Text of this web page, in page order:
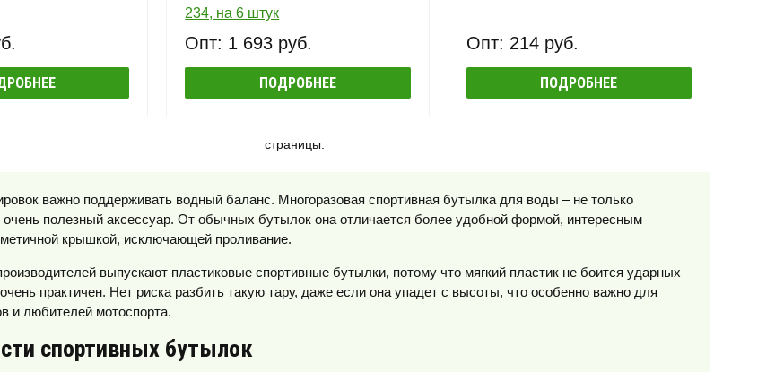
234, на 6 штук
Опт: 1 693 руб.
ПОДРОБНЕЕ
Опт: 214 руб.
ПОДРОБНЕЕ
страницы:
важно поддерживать водный баланс. Многоразовая спортивная бутылка для воды – не только
полезный аксессуар. От обычных бутылок она отличается более удобной формой, интересным
крышкой, исключающей проливание.
выпускают пластиковые спортивные бутылки, потому что мягкий пластик не боится ударных
практичен. Нет риска разбить такую тару, даже если она упадет с высоты, что особенно важно для
и любителей мотоспорта.
спортивных бутылок